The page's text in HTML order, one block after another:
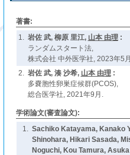
著書:
1. 岩佐 武, 柳原 里江, 山本 由理:
ランダムスタート法,
株式会社 中外医学社, 2023年5
2. 岩佐 武, 湊 沙希, 山本 由理:
多嚢胞性卵巣症候群(PCOS),
総合医学社, 2021年9月.
学術論文(審査論文):
1. Sachiko Katayama, Kanako
Shinohara, Hikari Sasada,
Noguchi, Kou Tamura,